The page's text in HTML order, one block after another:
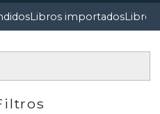
Libros importadosLibros